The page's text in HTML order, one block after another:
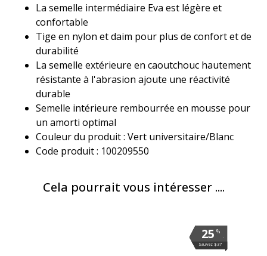
La semelle intermédiaire Eva est légère et
confortable
Tige en nylon et daim pour plus de confort et de
durabilité
La semelle extérieure en caoutchouc hautement
résistante à l'abrasion ajoute une réactivité
durable
Semelle intérieure rembourrée en mousse pour
un amorti optimal
Couleur du produit : Vert universitaire/Blanc
Code produit : 100209550
Cela pourrait vous intéresser ....
%
.
25
Sauvez $37
%
.
25
Sauvez $37
%
.
25
Sauvez $37